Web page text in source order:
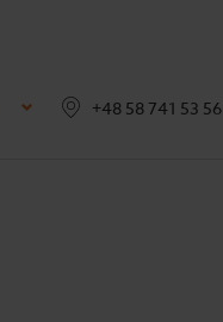
+48 58 741 53 56